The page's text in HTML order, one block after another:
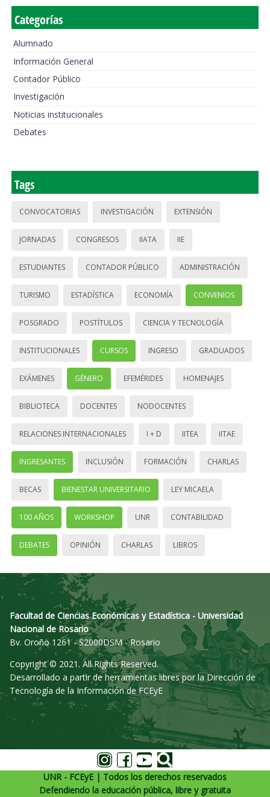
Categorías
Alumnado
Información General
Contador Público
Investigación
Noticias institucionales
Debates
Tags
CONVOCATORIAS INVESTIGACIÓN EXTENSIÓN
JORNADAS CONGRESOS IIATA IIE
ESTUDIANTES CONTADOR PÚBLICO ADMINISTRACIÓN
TURISMO ESTADÍSTICA ECONOMÍA CONVENIOS
POSGRADO POSTÍTULOS CIENCIA Y TECNOLOGÍA
INSTITUCIONALES CURSOS INGRESO GRADUADOS
EXÁMENES GÉNERO EFEMÉRIDES HOMENAJES
BIBLIOTECA DOCENTES NODOCENTES
RELACIONES INTERNACIONALES I + D IITEA IITAE
INGRESANTES INCLUSIÓN FORMACIÓN CHARLAS
BECAS BIENESTAR UNIVERSITARIO LEY MICAELA
100 AÑOS WORKSHOP UNR CONTABILIDAD
DEBATES OPINIÓN CHARLAS LIBROS
Facultad de Ciencias Económicas y Estadística - Universidad
Nacional de Rosario
Bv. Oroño 1261 - S2000DSM - Rosario
Copyright © 2021. All Rights Reserved.
Desarrollado a partir de herramientas libres por la Dirección de
Tecnología de la Información de FCEyE
UNR - FCEyE | Todos los derechos reservados
Defendiendo la educación pública, libre y gratuita